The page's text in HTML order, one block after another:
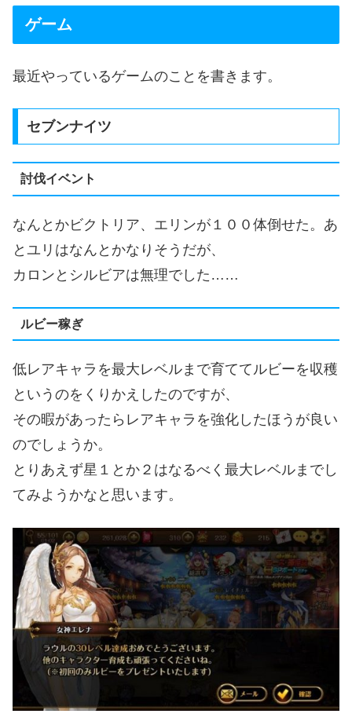
ゲーム
最近やっているゲームのことを書きます。
セブンナイツ
討伐イベント
なんとかビクトリア、エリンが１００体倒せた。あ
とユリはなんとかなりそうだが、
カロンとシルビアは無理でした……
ルビー稼ぎ
低レアキャラを最大レベルまで育ててルビーを収穫
というのをくりかえしたのですが、
その暇があったらレアキャラを強化したほうが良い
のでしょうか。
とりあえず星１とか２はなるべく最大レベルまでし
てみようかなと思います。